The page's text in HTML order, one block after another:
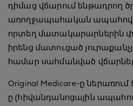
դիմաց վճարում ենթադրող
առողջապահական
որտեղ մատակարարներին
իրենց մատուցած
համար սահմանված
Original Medicare-ը ներառում
ը (հիվանդանոցային